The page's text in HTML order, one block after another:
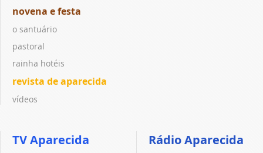
novena e festa
o santuário
pastoral
rainha hotéis
revista de aparecida
vídeos
TV Aparecida Rádio Aparecida